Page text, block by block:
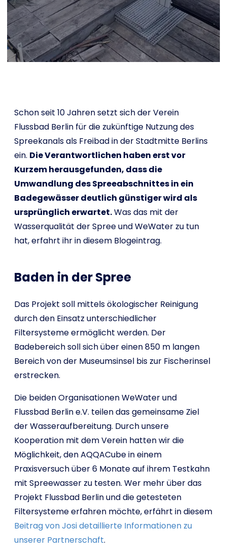
Shop
English
Schon seit 10 Jahren setzt sich der Verein
Flussbad Berlin für die zukünftige Nutzung des
Spreekanals als Freibad in der Stadtmitte Berlins
ein. Die Verantwortlichen haben erst vor
Kurzem herausgefunden, dass die
Umwandlung des Spreeabschnittes in ein
Badegewässer deutlich günstiger wird als
ursprünglich erwartet.Was das mit der
Wasserqualität der Spree und WeWater zu tun
hat, erfahrt ihr in diesem Blogeintrag.
Baden in der Spree
Das Projekt soll mittels ökologischer Reinigung
durch den Einsatz unterschiedlicher
Filtersysteme ermöglicht werden. Der
Badebereich soll sich über einen 850 m langen
Bereich von der Museumsinsel bis zur Fischerinsel
erstrecken.
Die beiden Organisationen WeWater und
Flussbad Berlin e.V. teilen das gemeinsame Ziel
der Wasseraufbereitung. Durch unsere
Kooperation mit dem Verein hatten wir die
Möglichkeit, den AQQACube in einem
Praxisversuch über 6 Monate auf ihrem Testkahn
mit Spreewasser zu testen. Wer mehr über das
Projekt Flussbad Berlin und die getesteten
Filtersysteme erfahren möchte, erfährt in diesem
Beitrag von Josi detaillierte Informationen zu
unserer Partnerschaft.